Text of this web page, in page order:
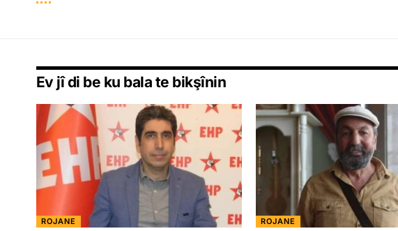
Ev jî di be ku bala te bikşînin
ROJANE ROJANE